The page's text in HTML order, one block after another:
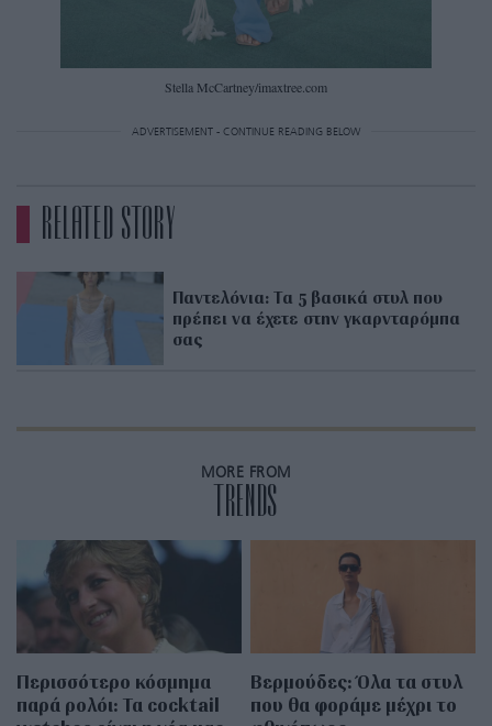
Stella McCartney/imaxtree.com
ADVERTISEMENT - CONTINUE READING BELOW
RELATED STORY
Παντελόνια: Τα 5 βασικά στυλ που
πρέπει να έχετε στην γκαρνταρόμπα
σας
MORE FROM
TRENDS
Περισσότερο κόσμημα
παρά ρολόι: Τα cocktail
Βερμούδες: Όλα τα στυλ
που θα φοράμε μέχρι το